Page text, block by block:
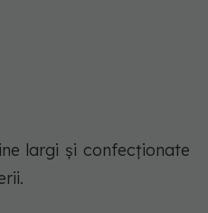
largi și confecționate